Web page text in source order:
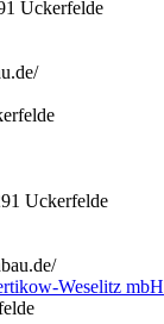
Uckerfelde
Uckerfelde
Weselitz mbH